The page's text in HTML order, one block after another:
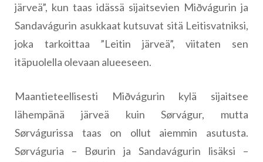
järveä”, kun taas idässä sijaitsevien Miðvágurin ja
Sandavágurin asukkaat kutsuvat sitä Leitisvatniksi,
joka tarkoittaa ”Leitin järveä”, viitaten sen
itäpuolella olevaan alueeseen.
Maantieteellisesti Miðvágurin kylä sijaitsee
lähempänä järveä kuin Sørvágur, mutta
Sørvágurissa taas on ollut aiemmin asutusta.
Sørváguria – Bøurin ja Sandavágurin lisäksi –